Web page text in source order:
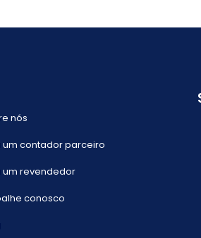
nós
um contador parceiro
um revendedor
conosco